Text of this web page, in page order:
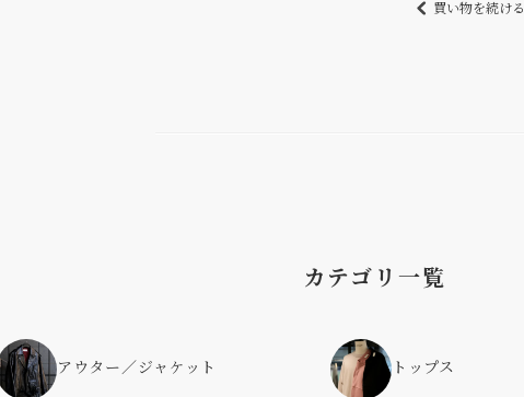
買い物を続ける
カテゴリ一覧
アウター／ジャケット トップス